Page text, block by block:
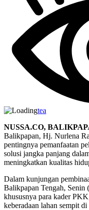
tea
NUSSA.CO,
Balikpapan, Hj. Nurlena
pentingnya pemanfaatan
solusi jangka panjang
meningkatkan kualitas
Dalam kunjungan
Balikpapan Tengah, Senin
khususnya para kader
keberadaan lahan sempit